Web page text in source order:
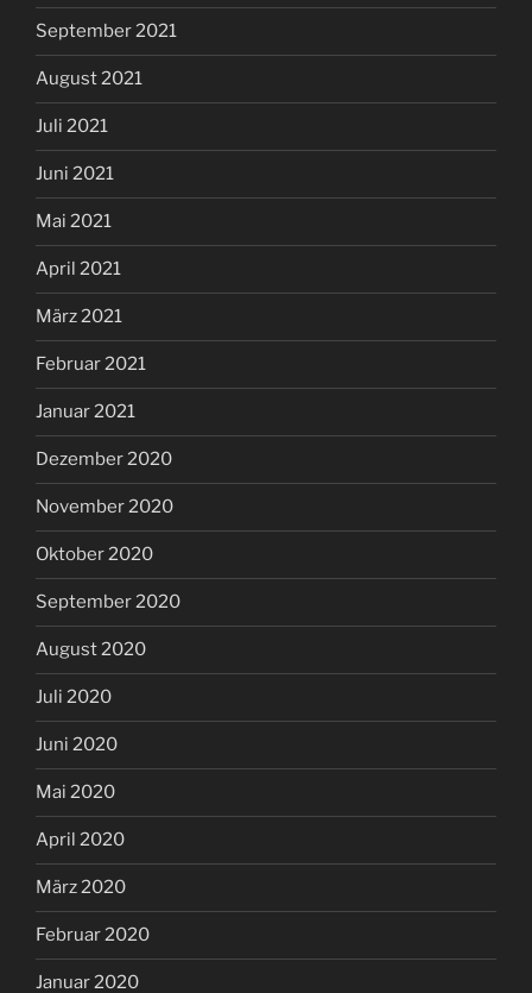
September 2021
August 2021
Juli 2021
Juni 2021
Mai 2021
April 2021
März 2021
Februar 2021
Januar 2021
Dezember 2020
November 2020
Oktober 2020
September 2020
August 2020
Juli 2020
Juni 2020
Mai 2020
April 2020
März 2020
Februar 2020
Januar 2020